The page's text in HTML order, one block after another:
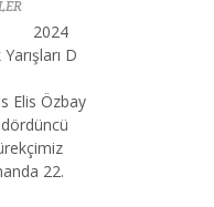
2024
D
Elis Özbay
22.